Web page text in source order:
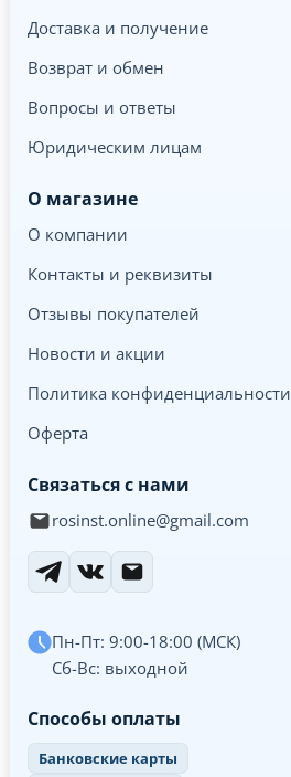
Доставка и получение
Возврат и обмен
Вопросы и ответы
Юридическим лицам
О магазине
О компании
Контакты и реквизиты
Отзывы покупателей
Новости и акции
Политика конфиденциальности
Оферта
Связаться с нами
rosinst.online@gmail.com
Пн-Пт: 9:00-18:00 (МСК)
Сб-Вс: выходной
Способы оплаты
Банковские карты